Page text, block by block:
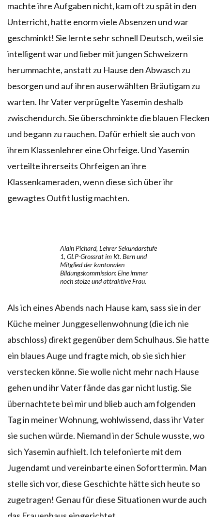
machte ihre Aufgaben nicht, kam oft zu spät in den
Unterricht, hatte enorm viele Absenzen und war
geschminkt! Sie lernte sehr schnell Deutsch, weil sie
intelligent war und lieber mit jungen Schweizern
herummachte, anstatt zu Hause den Abwasch zu
besorgen und auf ihren auserwählten Bräutigam zu
warten. Ihr Vater verprügelte Yasemin deshalb
zwischendurch. Sie überschminkte die blauen Flecken
und begann zu rauchen. Dafür erhielt sie auch von
ihrem Klassenlehrer eine Ohrfeige. Und Yasemin
verteilte ihrerseits Ohrfeigen an ihre
Klassenkameraden, wenn diese sich über ihr
gewagtes Outfit lustig machten.
Alain Pichard, Lehrer Sekundarstufe
1, GLP-Grossrat im Kt. Bern und
Mitglied der kantonalen
Bildungskommission: Eine immer
noch stolze und attraktive Frau.
Als ich eines Abends nach Hause kam, sass sie in der
Küche meiner Junggesellenwohnung (die ich nie
abschloss) direkt gegenüber dem Schulhaus. Sie hatte
ein blaues Auge und fragte mich, ob sie sich hier
verstecken könne. Sie wolle nicht mehr nach Hause
gehen und ihr Vater fände das gar nicht lustig. Sie
übernachtete bei mir und blieb auch am folgenden
Tag in meiner Wohnung, wohlwissend, dass ihr Vater
sie suchen würde. Niemand in der Schule wusste, wo
sich Yasemin aufhielt. Ich telefonierte mit dem
Jugendamt und vereinbarte einen Soforttermin. Man
stelle sich vor, diese Geschichte hätte sich heute so
zugetragen! Genau für diese Situationen wurde auch